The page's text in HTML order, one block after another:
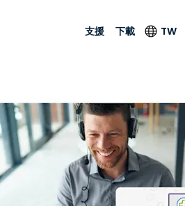
存取和遠
和進階
On-Prem
防毒功能
端點偵測和回應
Foxpass Wi-Fi 存取和
控制
零信任安全工作區
支援
技術支援
系統狀態
下載 TW
English
Deutsch
Español
Français